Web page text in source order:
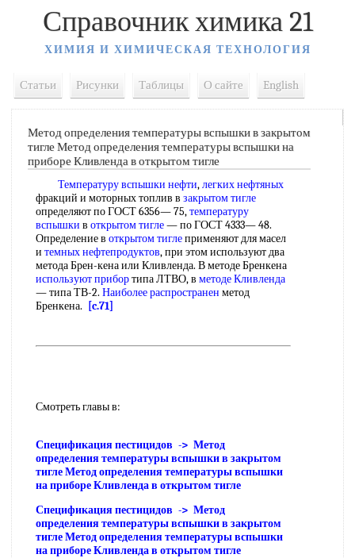
Справочник химика 21
ХИМИЯ И ХИМИЧЕСКАЯ ТЕХНОЛОГИЯ
Статьи Рисунки Таблицы О сайте English
Метод определения температуры вспышки в закрытом
тигле Метод определения температуры вспышки на
приборе Кливленда в открытом тигле
Температуру вспышки нефти,легких нефтяных
фракций и моторных топлив в закрытом тигле
определяют по ГОСТ 6356— 75,температуру
вспышки в открытом тигле— по ГОСТ 4333— 48.
Определение в открытом тиглеприменяют для масел
и темных нефтепродуктов, при этом используют два
метода Брен-кена или Кливленда. В методе Бренкена
используют прибортипа ЛТВО, в методе Кливленда
— типа ТВ-2. Наиболее распространен метод
Бренкена.
[c.71]
Смотреть главы в:
Спецификация пестицидов -> Метод
определения температуры вспышки в закрытом
тигле Метод определения температуры вспышки
на приборе Кливленда в открытом тигле
Спецификация пестицидов -> Метод
определения температуры вспышки в закрытом
тигле Метод определения температуры вспышки
на приборе Кливленда в открытом тигле